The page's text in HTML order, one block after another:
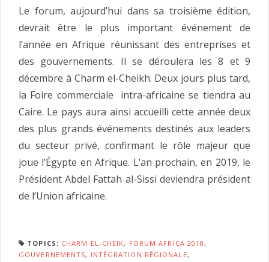
Le forum, aujourd’hui dans sa troisième édition,
devrait être le plus important événement de
l’année en Afrique réunissant des entreprises et
des gouvernements. Il se déroulera les 8 et 9
décembre à Charm el-Cheikh. Deux jours plus tard,
la Foire commerciale intra-africaine se tiendra au
Caire. Le pays aura ainsi accueilli cette année deux
des plus grands événements destinés aux leaders
du secteur privé, confirmant le rôle majeur que
joue l’Égypte en Afrique. L’an prochain, en 2019, le
Président Abdel Fattah al-Sissi deviendra président
de l’Union africaine.
TOPICS: CHARM EL-CHEIK, FORUM AFRICA 2018 ,
GOUVERNEMENTS, INTÉGRATION RÉGIONALE,